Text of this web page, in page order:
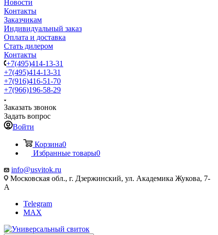
Новости
Контакты
Заказчикам
Индивидуальный заказ
Оплата и доставка
Стать дилером
Контакты
+7(495)414-13-31
+7(495)414-13-31
+7(916)416-51-70
+7(966)196-58-29
Заказать звонок
Задать вопрос
Войти
Корзина0
Избранные товары0
info@usvitok.ru
Московская обл., г. Дзержинский, ул. Академика Жукова, 7-
А
Telegram
MAX